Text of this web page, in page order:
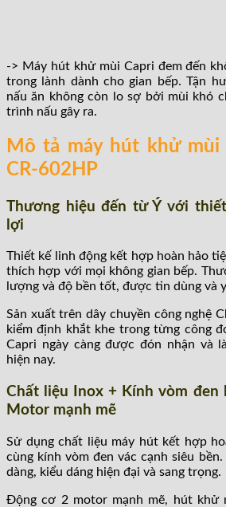
-> Máy hút khử mùi Capri đem đến
trong lành dành cho gian bếp. Tận
nấu ăn không còn lo sợ bởi mùi khó
trình nấu gây ra.
Mô tả máy hút khử mùi
CR-602HP
Thương hiệu đến từ Ý với
lợi
Thiết kế linh động kết hợp hoàn hảo
thích hợp với mọi không gian bếp.
lượng và độ bền tốt, được tin dùng và
Sản xuất trên dây chuyền công nghệ
kiểm định khắt khe trong từng công
Capri ngày càng được đón nhận và
hiện nay.
Chất liệu Inox + Kính vòm đen
Motor mạnh mẽ
Sử dụng chất liệu máy hút kết hợp
cùng kính vòm đen vác cạnh siêu
dàng, kiểu dáng hiện đại và sang trọng.
Động cơ 2 motor mạnh mẽ, hút khử